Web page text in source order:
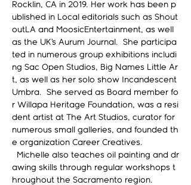
Rocklin, CA in 2019. Her work has been p
ublished in Local editorials such as Shout
outLA and MoosicEntertainment, as well
as the UK’s Aurum Journal.  She participa
ted in numerous group exhibitions includi
ng Sac Open Studios, Big Names Little Ar
t, as well as her solo show Incandescent
Umbra.  She served as Board member fo
r Willapa Heritage Foundation, was a resi
dent artist at The Art Studios, curator for
numerous small galleries, and founded th
e organization Career Creatives.
Michelle also teaches oil painting and dr
awing skills through regular workshops t
hroughout the Sacramento region.